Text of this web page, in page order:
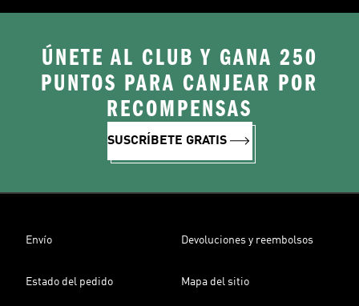
ÚNETE AL CLUB Y GANA 250
PUNTOS PARA CANJEAR POR
RECOMPENSAS
SUSCRÍBETE GRATIS
Envío Devoluciones y reembolsos
Estado del pedido Mapa del sitio